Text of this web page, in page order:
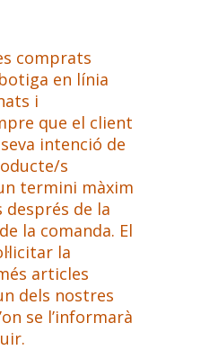
comprats
en línia
i
que el client
intenció de
s
termini màxim
després de la
la comanda. El
la
articles
dels nostres
se l’informarà